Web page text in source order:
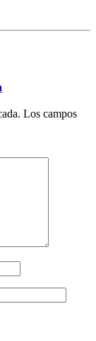
Los campos